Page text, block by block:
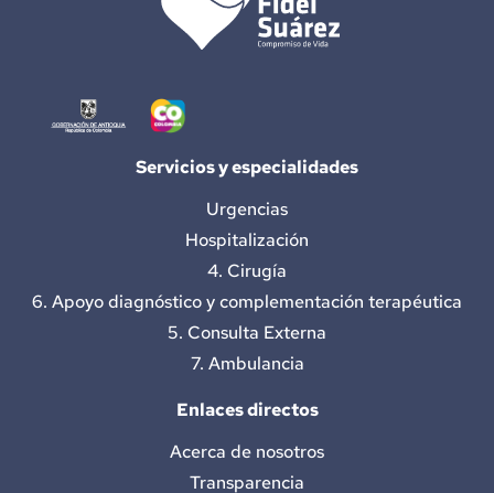
Servicios y especialidades
Urgencias
Hospitalización
4. Cirugía
6. Apoyo diagnóstico y complementación terapéutica
5. Consulta Externa
7. Ambulancia
Enlaces directos
Acerca de nosotros
Transparencia